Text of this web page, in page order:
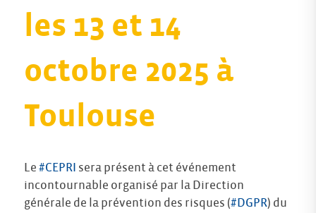
les 13 et 14
octobre 2025 à
Toulouse
Le #CEPRI sera présent à cet événement
incontournable organisé par la Direction
générale de la prévention des risques (#DGPR) du